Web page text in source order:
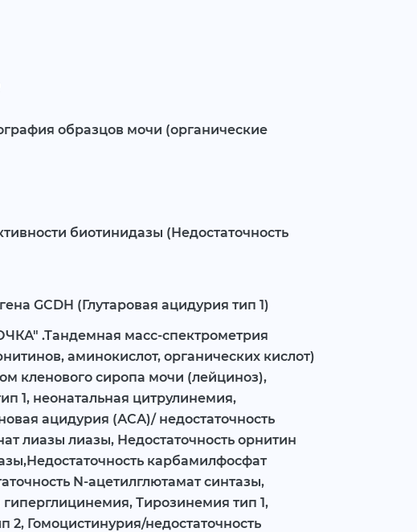
образцов мочи (органические
биотинидазы (Недостаточность
GCDH (Глутаровая ацидурия тип 1)
.Тандемная масс-спектрометрия
аминокислот, органических кислот)
кленового сиропа мочи (лейциноз),
1, неонатальная цитрулинемия,
ацидурия (АСА)/ недостаточность
лиазы лиазы, Недостаточность орнитин
карбамилфосфат
N-ацетилглютамат синтазы,
гиперглицинемия, Тирозинемия тип 1,
2, Гомоцистинурия/недостаточность